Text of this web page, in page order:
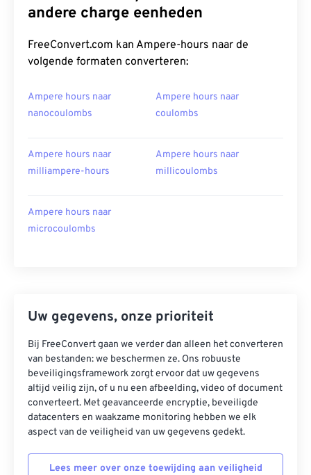
andere charge eenheden
FreeConvert.com kan Ampere-hours naar de
volgende formaten converteren:
Ampere hours naar
nanocoulombs
Ampere hours naar
coulombs
Ampere hours naar
milliampere-hours
Ampere hours naar
millicoulombs
Ampere hours naar
microcoulombs
Uw gegevens, onze prioriteit
Bij FreeConvert gaan we verder dan alleen het converteren
van bestanden: we beschermen ze. Ons robuuste
beveiligingsframework zorgt ervoor dat uw gegevens
altijd veilig zijn, of u nu een afbeelding, video of document
converteert. Met geavanceerde encryptie, beveiligde
datacenters en waakzame monitoring hebben we elk
aspect van de veiligheid van uw gegevens gedekt.
Lees meer over onze toewijding aan veiligheid